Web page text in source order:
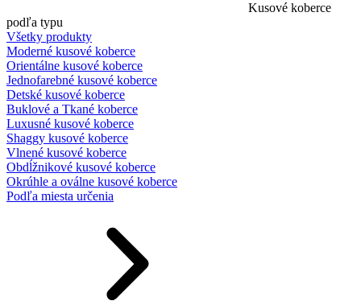
Kusové koberce
podľa typu
Všetky produkty
Moderné kusové koberce
Orientálne kusové koberce
Jednofarebné kusové koberce
Detské kusové koberce
Buklové a Tkané koberce
Luxusné kusové koberce
Shaggy kusové koberce
Vlnené kusové koberce
Obdĺžnikové kusové koberce
Okrúhle a oválne kusové koberce
Podľa miesta určenia